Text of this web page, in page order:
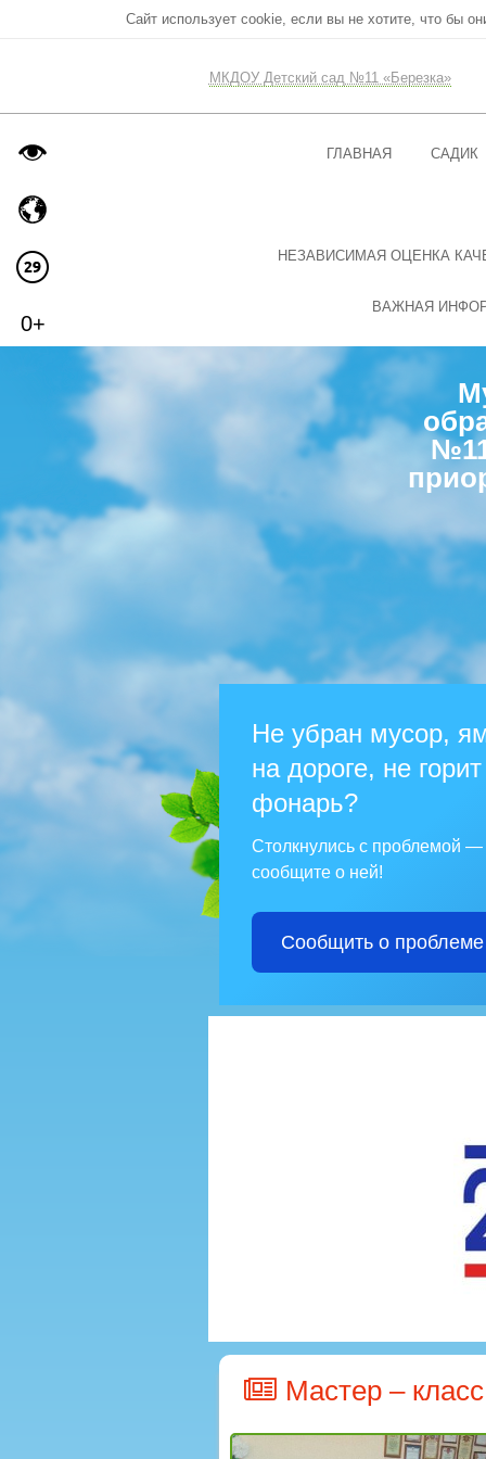
Сайт использует cookie, если вы не хотите, что бы
МКДОУ Детский сад №11 «Березка»
ГЛАВНАЯ САДИК
НЕЗАВИСИМАЯ ОЦЕНКА
ВАЖНАЯ
Не убран мусор,
на дороге, не горит
фонарь?
Столкнулись с проблемой —
сообщите о ней!
Сообщить о проблеме
Мастер –
0+